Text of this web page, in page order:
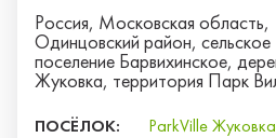
Россия, Московская область,
Одинцовский район, сельское
поселение Барвихинское,
Жуковка, территория Парк
ПОСЁЛОК:
ParkVille Жуковка